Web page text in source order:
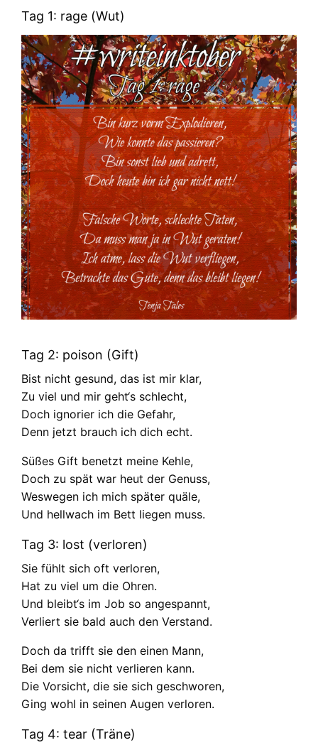
Tag 1: rage (Wut)
Tag 2: poison (Gift)
Bist nicht gesund, das ist mir klar,
Zu viel und mir geht‘s schlecht,
Doch ignorier ich die Gefahr,
Denn jetzt brauch ich dich echt.
Süßes Gift benetzt meine Kehle,
Doch zu spät war heut der Genuss,
Weswegen ich mich später quäle,
Und hellwach im Bett liegen muss.
Tag 3: lost (verloren)
Sie fühlt sich oft verloren,
Hat zu viel um die Ohren.
Und bleibt‘s im Job so angespannt,
Verliert sie bald auch den Verstand.
Doch da trifft sie den einen Mann,
Bei dem sie nicht verlieren kann.
Die Vorsicht, die sie sich geschworen,
Ging wohl in seinen Augen verloren.
Tag 4: tear (Träne)